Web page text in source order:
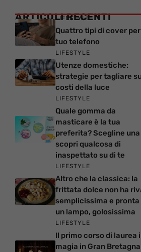
ARTICOLI RECENTI
LIFESTYLE
Quattro tipi di cover
tuo telefono
LIFESTYLE
Utenze domestiche:
strategie per tagliare
costi della luce
LIFESTYLE
Quale gomma da
masticare è la tua
preferita? Scegline una
scopri qualcosa di
inaspettato su di te
LIFESTYLE
Altro che la classica: la
frittata dolce non ha
semplicissima e pronta
un lampo, golosissima
LIFESTYLE
Il primo corso di laurea
magia in Gran